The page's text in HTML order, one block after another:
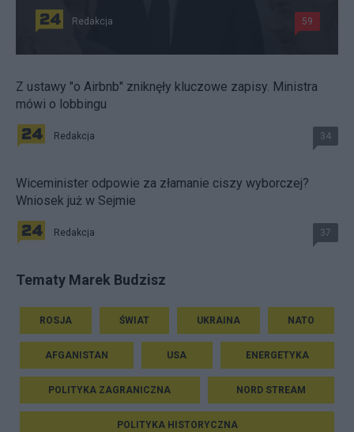
Redakcja 59
Z ustawy "o Airbnb" zniknęły kluczowe zapisy. Ministra
mówi o lobbingu
Redakcja 34
Wiceminister odpowie za złamanie ciszy wyborczej?
Wniosek już w Sejmie
Redakcja 37
Tematy Marek Budzisz
ROSJA ŚWIAT UKRAINA NATO
AFGANISTAN USA ENERGETYKA
POLITYKA ZAGRANICZNA NORD STREAM
POLITYKA HISTORYCZNA